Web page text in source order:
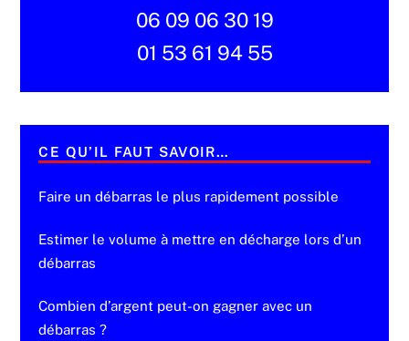
06 09 06 30 19
01 53 61 94 55
CE QU’IL FAUT SAVOIR…
Faire un débarras le plus rapidement possible
Estimer le volume à mettre en décharge lors d’un
débarras
Combien d’argent peut-on gagner avec un
débarras ?